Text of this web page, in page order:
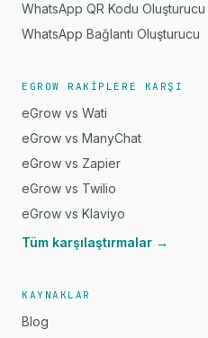
WhatsApp QR Kodu Oluşturucu
WhatsApp Bağlantı Oluşturucu
EGROW RAKIPLERE KARŞI
eGrow vs Wati
eGrow vs ManyChat
eGrow vs Zapier
eGrow vs Twilio
eGrow vs Klaviyo
Tüm karşılaştırmalar →
KAYNAKLAR
Blog